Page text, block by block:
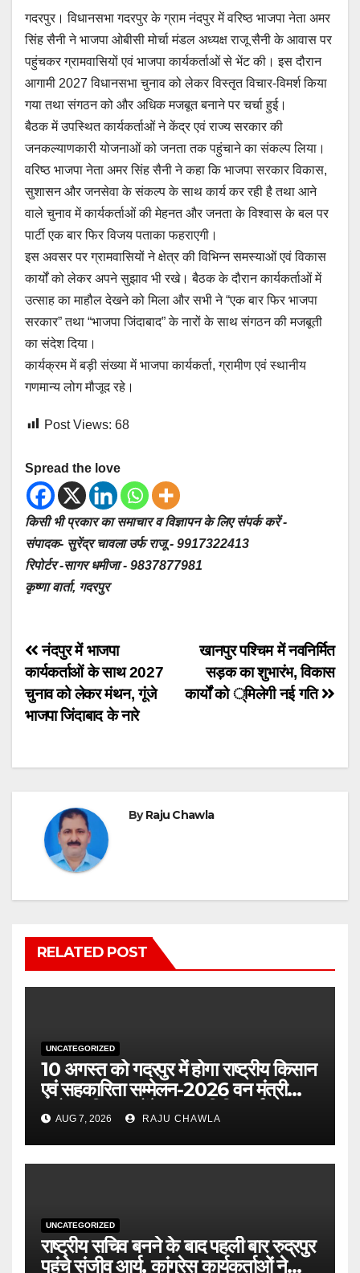
गदरपुर। विधानसभा गदरपुर के ग्राम नंदपुर में वरिष्ठ भाजपा नेता अमर
सिंह सैनी ने भाजपा ओबीसी मोर्चा मंडल अध्यक्ष राजू सैनी के आवास पर
पहुंचकर ग्रामवासियों एवं भाजपा कार्यकर्ताओं से भेंट की। इस दौरान
आगामी 2027 विधानसभा चुनाव को लेकर विस्तृत विचार-विमर्श किया
गया तथा संगठन को और अधिक मजबूत बनाने पर चर्चा हुई।
बैठक में उपस्थित कार्यकर्ताओं ने केंद्र एवं राज्य सरकार की
जनकल्याणकारी योजनाओं को जनता तक पहुंचाने का संकल्प लिया।
वरिष्ठ भाजपा नेता अमर सिंह सैनी ने कहा कि भाजपा सरकार विकास,
सुशासन और जनसेवा के संकल्प के साथ कार्य कर रही है तथा आने
वाले चुनाव में कार्यकर्ताओं की मेहनत और जनता के विश्वास के बल पर
पार्टी एक बार फिर विजय पताका फहराएगी।
इस अवसर पर ग्रामवासियों ने क्षेत्र की विभिन्न समस्याओं एवं विकास
कार्यों को लेकर अपने सुझाव भी रखे। बैठक के दौरान कार्यकर्ताओं में
उत्साह का माहौल देखने को मिला और सभी ने “एक बार फिर भाजपा
सरकार” तथा “भाजपा जिंदाबाद” के नारों के साथ संगठन की मजबूती
का संदेश दिया।
कार्यक्रम में बड़ी संख्या में भाजपा कार्यकर्ता, ग्रामीण एवं स्थानीय
गणमान्य लोग मौजूद रहे।
Post Views: 68
Spread the love
किसी भी प्रकार का समाचार व विज्ञापन के लिए संपर्क करें -
संपादक- सुरेंद्र चावला उर्फ राजू - 9917322413
रिपोर्टर -सागर धमीजा - 9837877981
कृष्णा वार्ता, गदरपुर
Post
navigation
खानपुर पश्चिम में नवनिर्मित
सड़क का शुभारंभ, विकास
कार्यों को ्मिलेगी नई गति
नंदपुर में भाजपा
कार्यकर्ताओं के साथ 2027
चुनाव को लेकर मंथन, गूंजे
भाजपा जिंदाबाद के नारे
ByRaju Chawla
RELATED POST
UNCATEGORIZED
10 अगस्त को गदरपुर में होगा राष्ट्रीय किसान
एवं सहकारिता सम्मेलन-2026 वन मंत्री
सुबोध उनियाल होंगे मुख्य अतिथि, पूर्व
पंजीकरण अनिवार्य
AUG 7, 2026 RAJU CHAWLA
UNCATEGORIZED
राष्ट्रीय सचिव बनने के बाद पहली बार रुद्रपुर
पहुंचे संजीव आर्य, कांग्रेस कार्यकर्ताओं ने